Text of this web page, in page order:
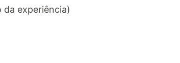
da experiência)